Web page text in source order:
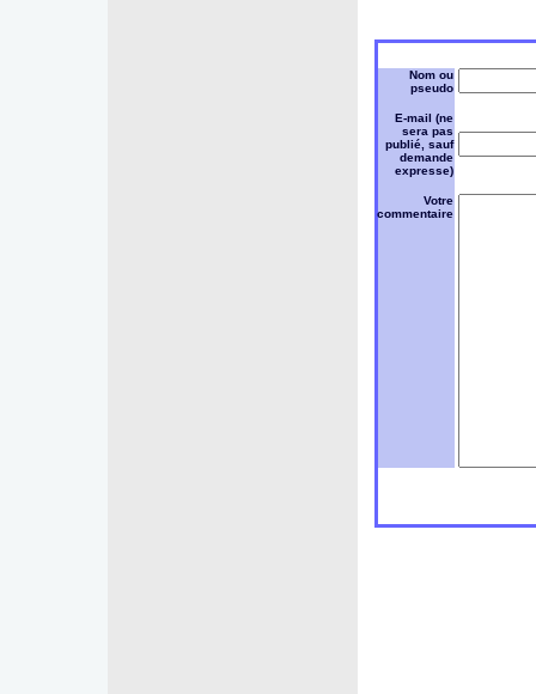
Nom ou
pseudo
E-mail (ne
sera pas
publié, sauf
demande
expresse)
Votre
commentaire